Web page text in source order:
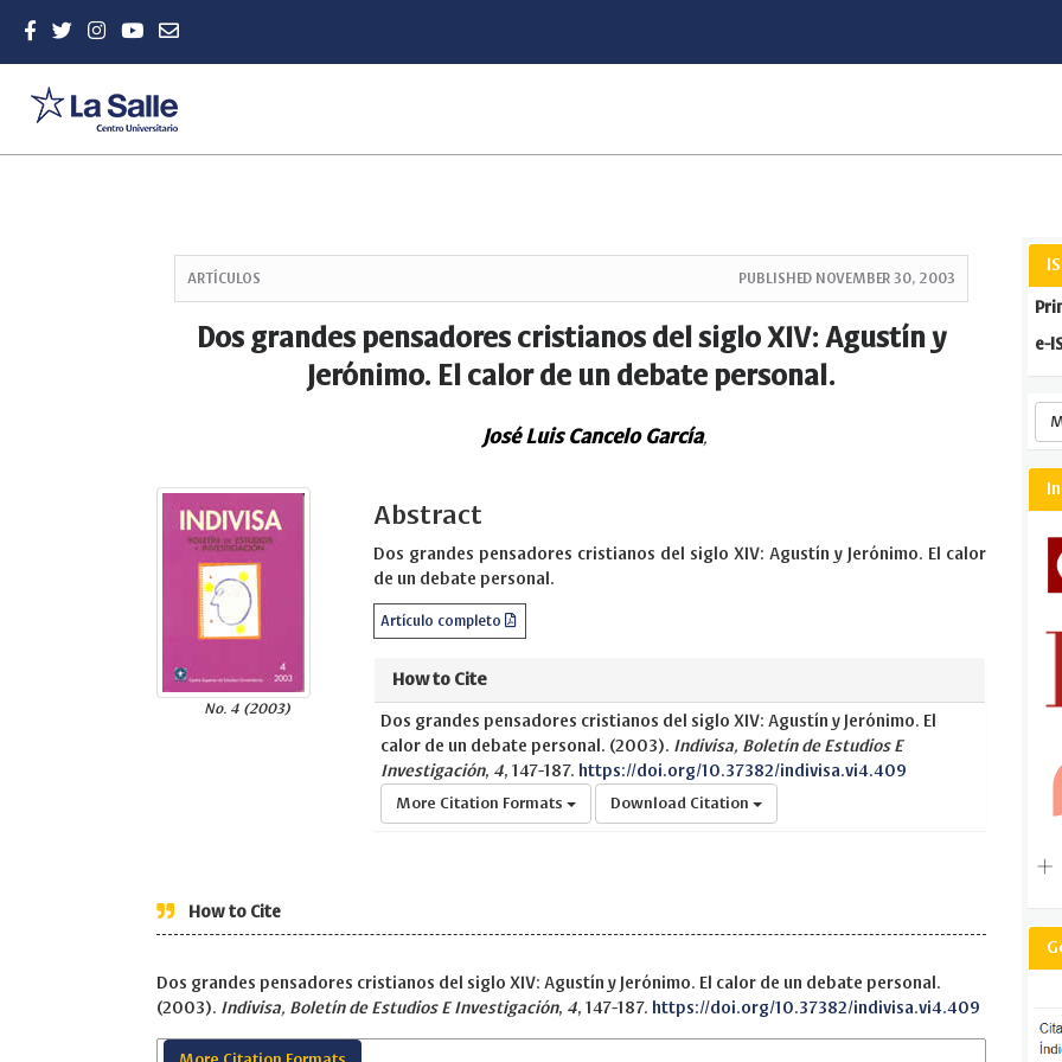
ARTÍCULOS PUBLISHED NOVEMBER 30, 2003
Dos grandes pensadores cristianos del siglo XIV: Agustín y
Jerónimo. El calor de un debate personal.
José Luis Cancelo García,
No. 4 (2003)
Abstract
Dos grandes pensadores cristianos del siglo XIV: Agustín y Jerónimo. El calor
de un debate personal.
Artículo completo
How to Cite
Dos grandes pensadores cristianos del siglo XIV: Agustín y Jerónimo. El
calor de un debate personal. (2003). Indivisa, Boletín de Estudios E
Investigación, 4, 147-187. https://doi.org/10.37382/indivisa.vi4.409
More Citation Formats Download Citation
How to Cite
Dos grandes pensadores cristianos del siglo XIV: Agustín y Jerónimo. El calor de un debate personal.
(2003). Indivisa, Boletín de Estudios E Investigación, 4, 147-187. https://doi.org/10.37382/indivisa.vi4.409
e-